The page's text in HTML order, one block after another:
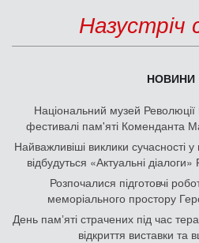
Назустріч
НОВИНИ
Національний музей Революції
фестивалі пам'яті Коменданта
Найважливіші виклики сучасності у
відбудуться «Актуальні
Розпочалися підготовчі
меморіального простору
День памʼяті страчених під час
відкриття виставки та